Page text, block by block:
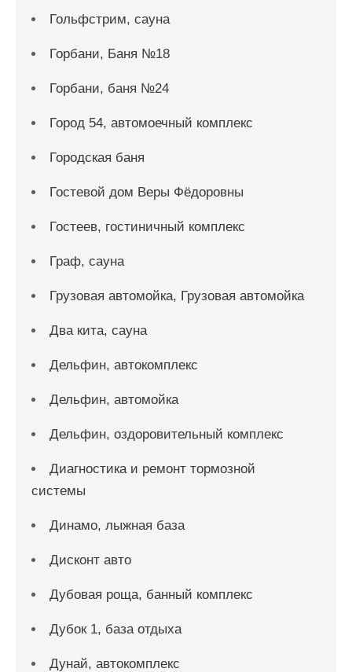
Гольфстрим, сауна
Горбани, Баня №18
Горбани, баня №24
Город 54, автомоечный комплекс
Городская баня
Гостевой дом Веры Фёдоровны
Гостеев, гостиничный комплекс
Граф, сауна
Грузовая автомойка, Грузовая автомойка
Два кита, сауна
Дельфин, автокомплекс
Дельфин, автомойка
Дельфин, оздоровительный комплекс
Диагностика и ремонт тормозной
системы
Динамо, лыжная база
Дисконт авто
Дубовая роща, банный комплекс
Дубок 1, база отдыха
Дунай, автокомплекс